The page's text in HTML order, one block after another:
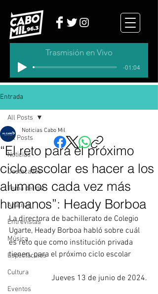
Trasmisión en Vivo
-01:04
Entrada
All Posts
Noticias
Destacados
Tema del dia
Analisis
Entrevistas
Música
Espectáculos
Cultura
Eventos
All Posts
“El reto para el próximo
ciclo escolar es hacer a los
alumnos cada vez más
humanos”: Heady Borboa
Noticias Cabo Mil
La directora de bachillerato de Colegio
Ugarte, Heady Borboa habló sobre cuál
es reto que como institución privada
tienen, para el próximo ciclo escolar
Jueves 13 de junio de 2024.